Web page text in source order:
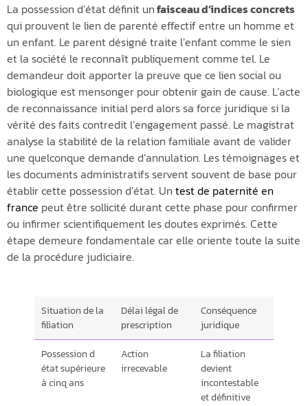
La possession d’état définit unfaisceau d’indices concrets
qui prouvent le lien de parenté effectif entre un homme et
un enfant. Le parent désigné traite l’enfant comme le sien
et la société le reconnaît publiquement comme tel. Le
demandeur doit apporter la preuve que ce lien social ou
biologique est mensonger pour obtenir gain de cause. L’acte
de reconnaissance initial perd alors sa force juridique si la
vérité des faits contredit l’engagement passé. Le magistrat
analyse la stabilité de la relation familiale avant de valider
une quelconque demande d’annulation. Les témoignages et
les documents administratifs servent souvent de base pour
établir cette possession d’état. Un test de paternité en
france peut être sollicité durant cette phase pour confirmer
ou infirmer scientifiquement les doutes exprimés. Cette
étape demeure fondamentale car elle oriente toute la suite
de la procédure judiciaire.
Situation de la
filiation
Délai légal de
prescription
Conséquence
juridique
Possession d
état supérieure
à cinq ans
Action
irrecevable
La filiation
devient
incontestable
et définitive